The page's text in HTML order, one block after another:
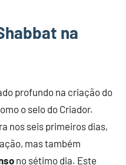
na
profundo na criação do
o selo do Criador.
nos seis primeiros dias,
mas também
no sétimo dia. Este